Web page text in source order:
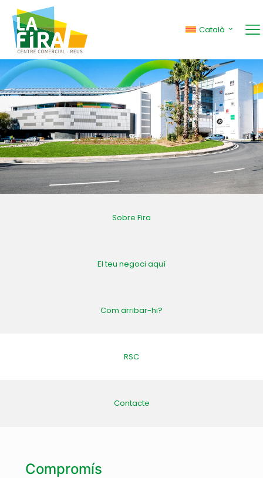
Català
Sobre Fira
El teu negoci aquí
Com arribar-hi?
RSC
Contacte
Compromís